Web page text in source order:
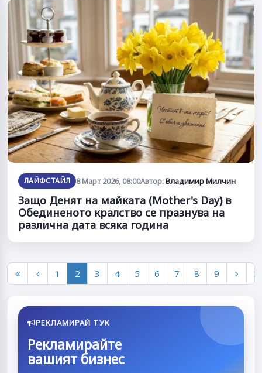
ЛАЙФСТАЙЛ 8 Март 2026, 08:00Автор:Владимир Милчин
Защо Денят на майката (Mother's Day) в
Обединеното кралство се празнува на
различна дата всяка година
1 2 3 4 5 6 7 8 9
РЕКЛАМИРАЙ ТУК
Рекламирайте
вашият бизнес